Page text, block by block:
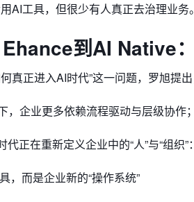
AI工具，但很少有人真正去治理业务
到AI Native：
真正进入AI时代”这一问题，罗旭提出
，企业更多依赖流程驱动与层级协作
正在重新定义企业中的“人”与“组织”：
，而是企业新的“操作系统”